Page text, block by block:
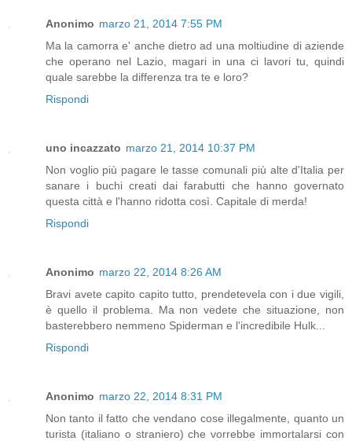
Anonimo marzo 21, 2014 7:55 PM
Ma la camorra e' anche dietro ad una moltiudine di aziende
che operano nel Lazio, magari in una ci lavori tu, quindi
quale sarebbe la differenza tra te e loro?
Rispondi
uno incazzato marzo 21, 2014 10:37 PM
Non voglio più pagare le tasse comunali più alte d'Italia per
sanare i buchi creati dai farabutti che hanno governato
questa città e l'hanno ridotta così. Capitale di merda!
Rispondi
Anonimo marzo 22, 2014 8:26 AM
Bravi avete capito capito tutto, prendetevela con i due vigili,
è quello il problema. Ma non vedete che situazione, non
basterebbero nemmeno Spiderman e l'incredibile Hulk...
Rispondi
Anonimo marzo 22, 2014 8:31 PM
Non tanto il fatto che vendano cose illegalmente, quanto un
turista (italiano o straniero) che vorrebbe immortalarsi con